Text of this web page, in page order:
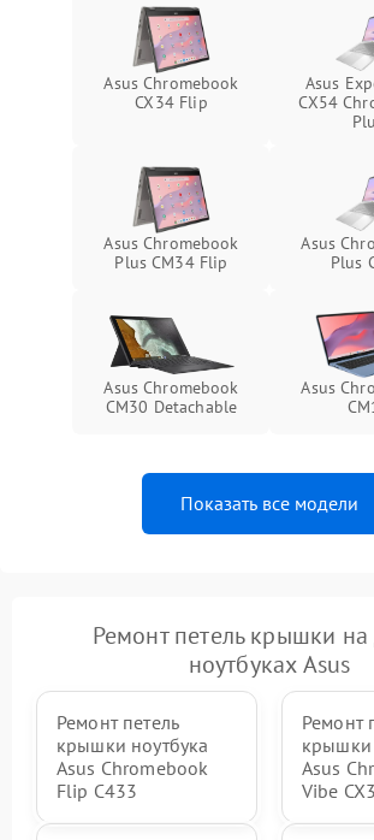
Asus Chromebook
CX34 Flip
Asus
CX54
Asus Chromebook
Plus CM34 Flip
Asus
Plus
Asus Chromebook
CM30 Detachable
Asus
Показать все модели
Ремонт петель крышки на
ноутбуках Asus
Ремонт петель
крышки ноутбука
Asus Chromebook
Flip C433
Ремонт
крышки
Asus
Vibe